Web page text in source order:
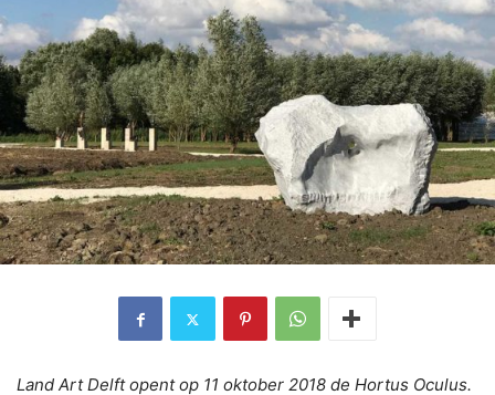
Land Art Delft opent op 11 oktober 2018 de Hortus Oculus.